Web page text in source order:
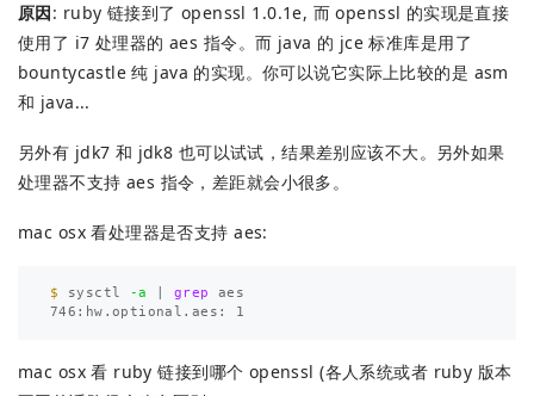
原因: ruby 链接到了 openssl 1.0.1e, 而 openssl 的实现是直接
使用了 i7 处理器的 aes 指令。而 java 的 jce 标准库是用了
bountycastle 纯 java 的实现。你可以说它实际上比较的是 asm
和 java...
另外有 jdk7 和 jdk8 也可以试试，结果差别应该不大。另外如果
处理器不支持 aes 指令，差距就会小很多。
mac osx 看处理器是否支持 aes:
$ sysctl -a grep aes
mac osx 看 ruby 链接到哪个 openssl (各人系统或者 ruby 版本